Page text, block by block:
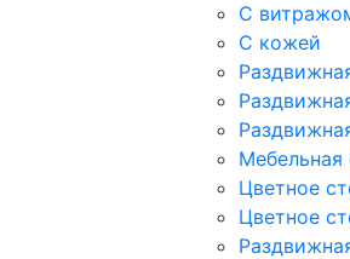
С
С кожей
Мебельная
Цветное
Цветное